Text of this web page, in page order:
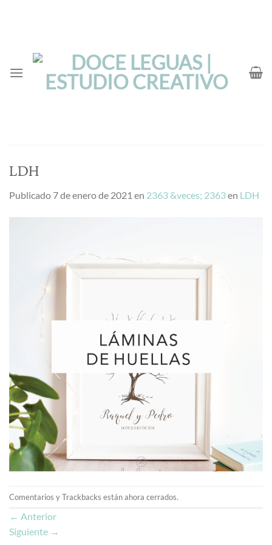
LDH
Publicado 7 de enero de 2021 en 2363 &veces; 2363en LDH
Comentarios y Trackbacks están ahora cerrados.
← Anterior
Siguiente →